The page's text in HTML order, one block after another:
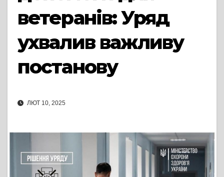
ветеранів: Уряд
ухвалив важливу
постанову
ЛЮТ 10, 2025